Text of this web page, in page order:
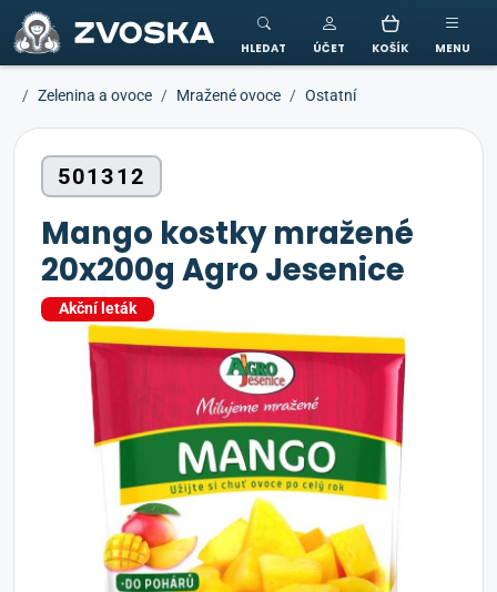
ZVOSKA
HLEDAT ÚČET KOŠÍK MENU
Zelenina a ovoce Mražené ovoce Ostatní
501312
Mango kostky mražené
20x200g Agro Jesenice
Akční leták